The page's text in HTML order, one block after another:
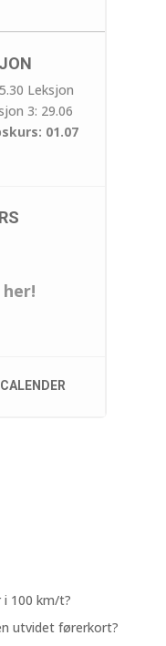
Leksjon
3: 29.06
01.07
100 km/t?
utvidet førerkort?